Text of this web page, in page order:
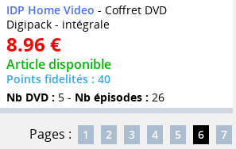
IDP Home Video - Coffret DVD
Digipack - intégrale
8.96 €
Article disponible
Points fidelités : 40
Nb DVD : 5 - Nb épisodes : 26
Pages : 1 2 3 4 5 6 7